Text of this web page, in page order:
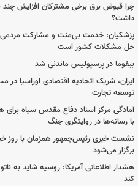
چرا قبوض برق برخی مشترکان افزایش چند
داشت؟
پزشکیان: خدمت بی‌منت و مشارکت مردمی،
حل مشکلات کشور است
بیفوما در پرسپولیس ماندنی شد
ایران، شریک اتحادیه اقتصادی اوراسیا در
توسعه تجارت
آمادگی مرکز اسناد دفاع مقدس سپاه برای
با رسانه‌ها در روایتگری جنگ
نشست خبری رئیس‌جمهور همزمان با روز
برگزار می‌شود
هشدار اطلاعاتی آمریکا: روسیه شاید به
کند